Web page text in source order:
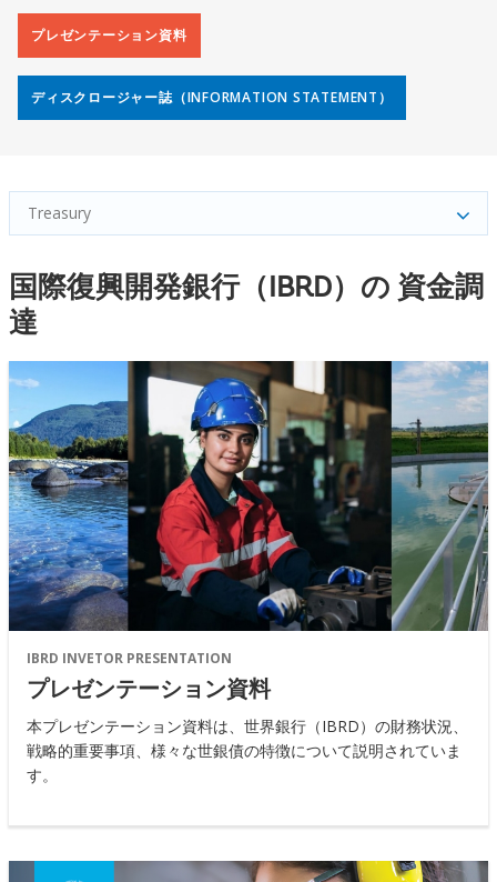
プレゼンテーション資料
ディスクロージャー誌（INFORMATION STATEMENT）
Treasury
国際復興開発銀行（IBRD）の 資金調
達
IBRD INVETOR PRESENTATION
プレゼンテーション資料
本プレゼンテーション資料は、世界銀行（IBRD）の財務状況、
戦略的重要事項、様々な世銀債の特徴について説明されていま
す。